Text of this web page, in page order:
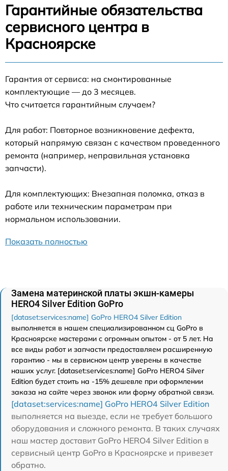
Гарантийные обязательства
сервисного центра в
Красноярске
Гарантия от сервиса: на смонтированные
комплектующие — до 3 месяцев.
Что считается гарантийным случаем?
Для работ: Повторное возникновение дефекта,
который напрямую связан с качеством проведенного
ремонта (например, неправильная установка
запчасти).
Для комплектующих: Внезапная поломка, отказ в
работе или техническим параметрам при
нормальном использовании.
Показать полностью
Замена материнской платы экшн-камеры
HERO4 Silver Edition GoPro
[dataset:services:name] GoPro HERO4 Silver Edition
выполняется в нашем специализированном сц GoPro в
Красноярске мастерами с огромным опытом - от 5 лет. На
все виды работ и запчасти предоставляем расширенную
гарантию - мы в сервисном центр уверены в качестве
наших услуг. [dataset:services:name] GoPro HERO4 Silver
Edition будет стоить на -15% дешевле при оформлении
заказа на сайте через звонок или форму обратной связи.
[dataset:services:name] GoPro HERO4 Silver Edition
выполняется на выезде, если не требует большого
оборудования и сложного ремонта. В таких случаях
наш мастер доставит GoPro HERO4 Silver Edition в
сервисный центр GoPro в Красноярске и привезет
обратно.